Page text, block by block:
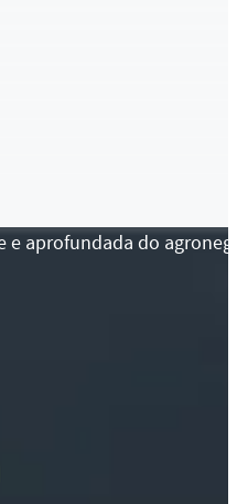
e aprofundada do